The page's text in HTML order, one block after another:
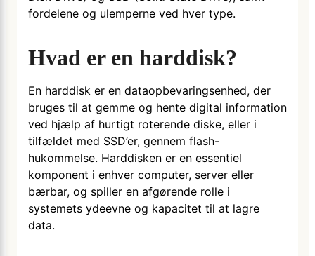
fordelene og ulemperne ved hver type.
Hvad er en harddisk?
En harddisk er en dataopbevaringsenhed, der
bruges til at gemme og hente digital information
ved hjælp af hurtigt roterende diske, eller i
tilfældet med SSD’er, gennem flash-
hukommelse. Harddisken er en essentiel
komponent i enhver computer, server eller
bærbar, og spiller en afgørende rolle i
systemets ydeevne og kapacitet til at lagre
data.